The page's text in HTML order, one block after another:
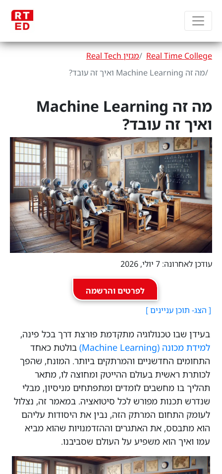
Real Time College
מגזין Real Tech
מה זה Machine Learning ואיך זה עובד?
מה זה Machine Learning
ואיך זה עובד?
עודכן לאחרונה: 7 יולי, 2026
לפרטים והרשמה
בעידן שבו טכנולוגיה מתקדמת פורצת דרך בכל פינה,
למידת מכונה (Machine Learning)
בולטת כאחד
התחומים החדשניים והמרתקים ביותר. המונח, שהפך
לכותרת ראשית בעולם ההייטק ומחוצה לו, מתאר
תהליך בו מחשבים לומדים ומתפתחים מניסיון, מבלי
שנדרש תכנות מפורש לכל סיטואציה. במאמר זה, נצלול
לעומק התחום המרתק הזה, נבין את היסודות עליהם
הוא מתבסס, את האתגרים וההזדמנויות שהוא מביא
עמו ואיך הוא משפיע על העולם שסביבנו.